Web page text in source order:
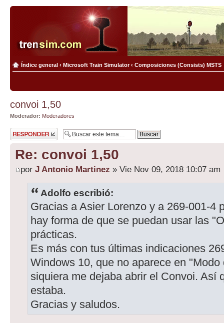
Índice general ‹ Microsoft Train Simulator ‹ Composiciones (Consists) MSTS
convoi 1,50
Moderador: Moderadores
Publicar una
respuesta
Re: convoi 1,50
por J Antonio Martinez » Vie Nov 09, 2018 10:07 am
Adolfo escribió:
Gracias a Asier Lorenzo y a 269-001-4
hay forma de que se puedan usar las
prácticas.
Es más con tus últimas indicaciones
Windows 10, que no aparece en
siquiera me dejaba abrir el Convoi. Así
estaba.
Gracias y saludos.